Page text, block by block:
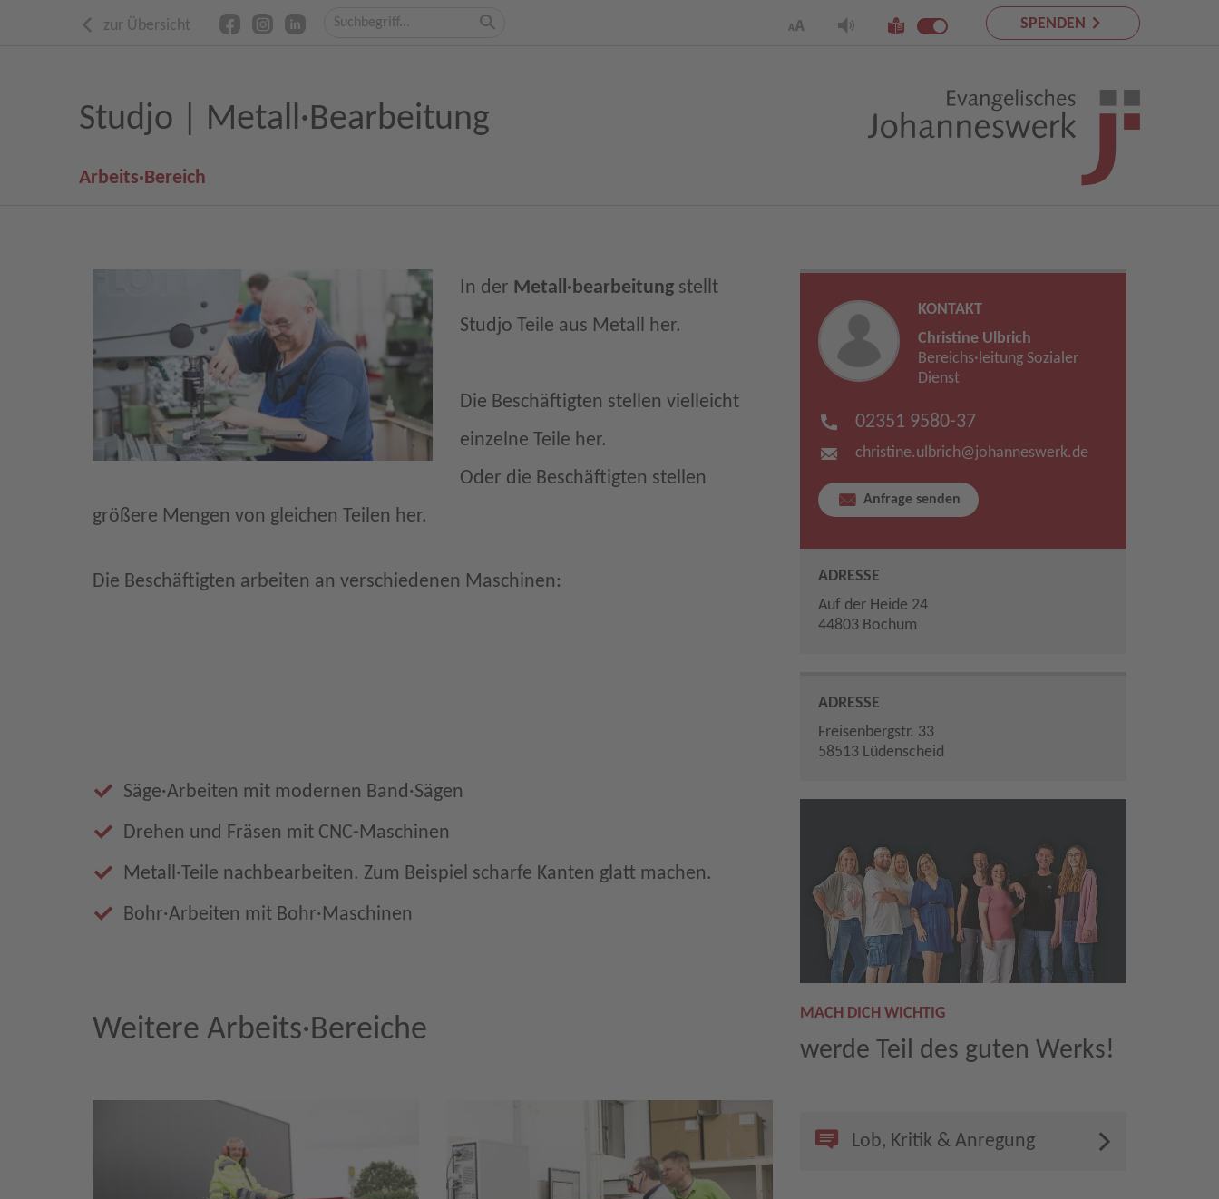
zur Übersicht SPENDEN
Studjo | Metall·Bearbeitung
Arbeits·Bereich
In der Metall·bearbeitung stellt
Studjo Teile aus Metall her.
Die Beschäftigten stellen vielleicht
einzelne Teile her.
Oder die Beschäftigten stellen
größere Mengen von gleichen Teilen her.
Die Beschäftigten arbeiten an verschiedenen Maschinen:
Säge·Arbeiten mit modernen Band·Sägen
Drehen und Fräsen mit CNC-Maschinen
Metall·Teile nachbearbeiten. Zum Beispiel scharfe Kanten glatt machen.
Bohr·Arbeiten mit Bohr·Maschinen
Weitere Arbeits·Bereiche
KONTAKT
Christine Ulbrich
Bereichs·leitung Sozialer
Dienst
02351 9580-37
christine.ulbrich​@johanneswerk.de
Anfrage senden
ADRESSE
Auf der Heide 24
44803 Bochum
ADRESSE
Freisenbergstr. 33
58513 Lüdenscheid
MACH DICH WICHTIG
werde Teil des guten Werks!
Lob, Kritik & Anregung